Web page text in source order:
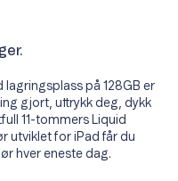
lagringsplass på 128GB er
gjort, uttrykk deg, dykk
11-tommers Liquid
utviklet for iPad får du
hver eneste dag.